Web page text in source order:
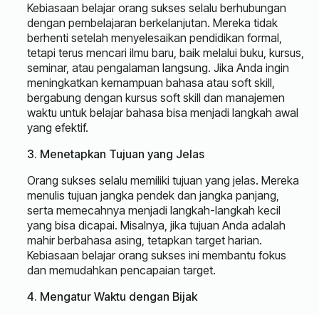
Kebiasaan belajar orang sukses selalu berhubungan
dengan pembelajaran berkelanjutan. Mereka tidak
berhenti setelah menyelesaikan pendidikan formal,
tetapi terus mencari ilmu baru, baik melalui buku, kursus,
seminar, atau pengalaman langsung. Jika Anda ingin
meningkatkan kemampuan bahasa atau soft skill,
bergabung dengan kursus soft skill dan manajemen
waktu untuk belajar bahasa bisa menjadi langkah awal
yang efektif.
3. Menetapkan Tujuan yang Jelas
Orang sukses selalu memiliki tujuan yang jelas. Mereka
menulis tujuan jangka pendek dan jangka panjang,
serta memecahnya menjadi langkah-langkah kecil
yang bisa dicapai. Misalnya, jika tujuan Anda adalah
mahir berbahasa asing, tetapkan target harian.
Kebiasaan belajar orang sukses ini membantu fokus
dan memudahkan pencapaian target.
4. Mengatur Waktu dengan Bijak